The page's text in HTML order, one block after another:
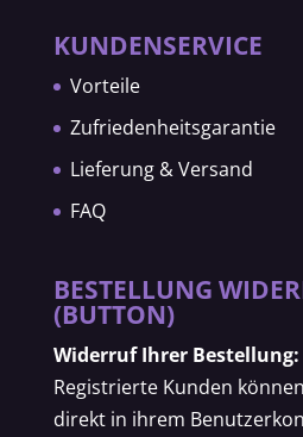
KUNDENSERVICE
Vorteile
Zufriedenheitsgarantie
Lieferung & Versand
FAQ
BESTELLUNG
(BUTTON)
Widerruf Ihrer Bestellung:
Registrierte Kunden
direkt in ihrem